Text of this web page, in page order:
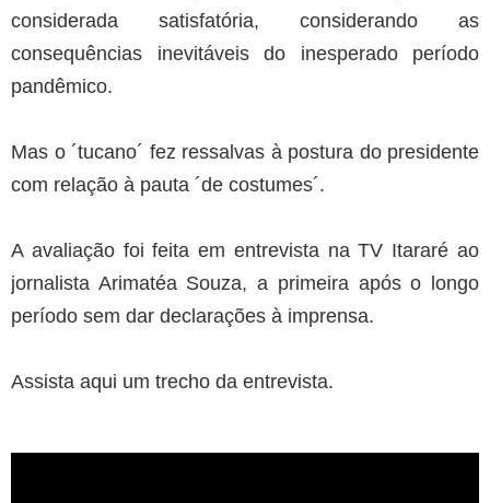
considerada satisfatória, considerando as
consequências inevitáveis do inesperado período
pandêmico.
Mas o ´tucano´ fez ressalvas à postura do presidente
com relação à pauta ´de costumes´.
A avaliação foi feita em entrevista na TV Itararé ao
jornalista Arimatéa Souza, a primeira após o longo
período sem dar declarações à imprensa.
Assista aqui um trecho da entrevista.